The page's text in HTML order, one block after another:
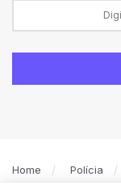
Home Polícia